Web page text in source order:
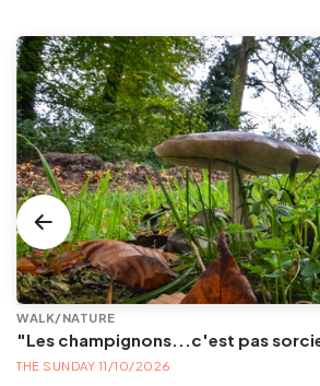
WALK/NATURE
"Les champignons...c'est pas
THE SUNDAY 11/10/2026